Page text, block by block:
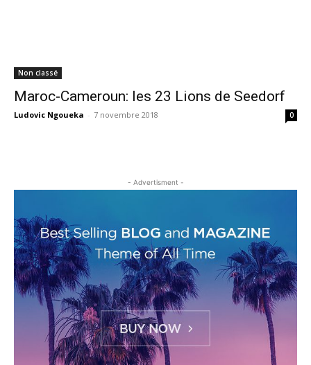
Non classé
Maroc-Cameroun: les 23 Lions de Seedorf
Ludovic Ngoueka - 7 novembre 2018 0
- Advertisment -